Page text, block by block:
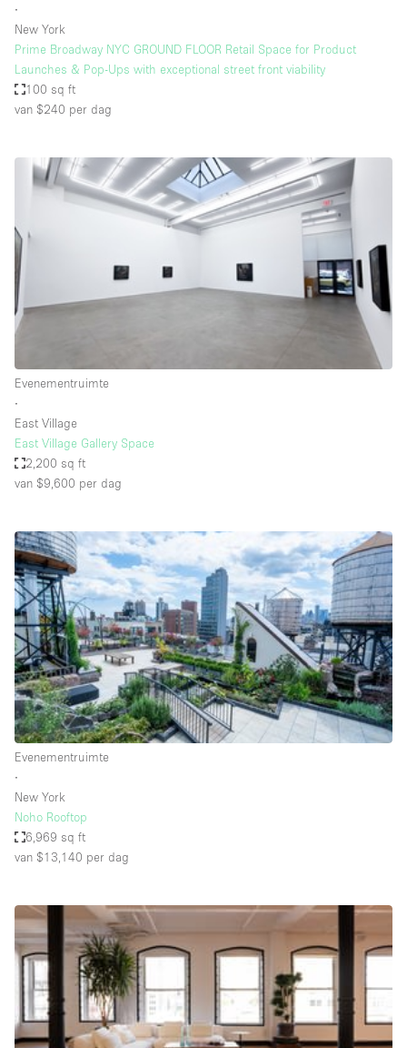
Atelier / Werkplaats
Boetiek / Winkel
Boot
Container
Creatieve ruimte
Evenementruimte
Foto / Filmstudio
Hal
Kantoorruimte
Kraampje / Kiosk / Stalletje
Kraampje / Marktkraam
Markt / Festival
Ontvangsthal
Overige
Restaurant / Bar / Café
Salon
Unieke ruimte
Vergaderruimte
Winkel delen
Winkelruimte in winkelcentrum
Kenmerken ruimte
Airconditioning
Animals Friendly
Audio- en videoapparatuur
Auto display
∙
New York
Prime Broadway NYC GROUND FLOOR Retail Space for Product
Launches & Pop-Ups with exceptional street front viability
100 sq ft
van $240 per dag
Evenementruimte
∙
East Village
East Village Gallery Space
2,200 sq ft
van $9,600 per dag
Evenementruimte
∙
New York
Noho Rooftop
6,969 sq ft
van $13,140 per dag